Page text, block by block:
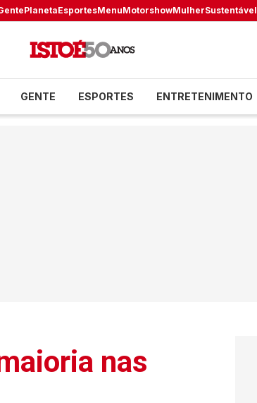
PlanetaEsportesMenuMotorshowMulherSustentável
GENTE ESPORTES ENTRETENIMENTO
nas